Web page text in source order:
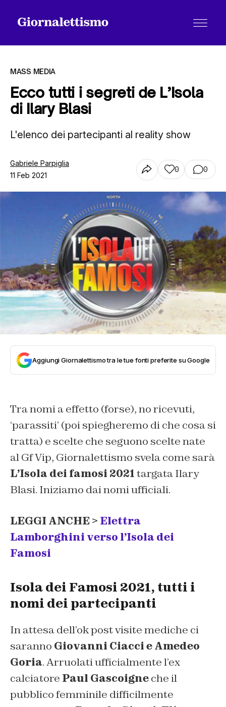
Tutti gli articoli
Contatti
MASS MEDIA
Ecco tutti i segreti de L’Isola
di Ilary Blasi
L'elenco dei partecipanti al reality show
Gabriele Parpiglia
11 Feb 2021
0 0
Aggiungi Giornalettismo tra le tue fonti preferite su Google
Tra nomi a effetto (forse), no ricevuti,
‘parassiti’ (poi spiegheremo di che cosa si
tratta) e scelte che seguono scelte nate
al Gf Vip, Giornalettismo svela come sarà
L’Isola dei famosi 2021targata Ilary
Blasi. Iniziamo dai nomi ufficiali.
LEGGI ANCHE > Elettra
Lamborghini verso l’Isola dei
Famosi
Isola dei Famosi 2021, tutti i
nomi dei partecipanti
In attesa dell’ok post visite mediche ci
saranno Giovanni Ciacci e Amedeo
Goria. Arruolati ufficialmente l’ex
calciatore Paul Gascoigneche il
pubblico femminile difficilmente